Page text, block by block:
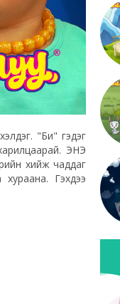
"Би" гэдэг
ЭНЭ
хийж чаддаг
Гэхдээ